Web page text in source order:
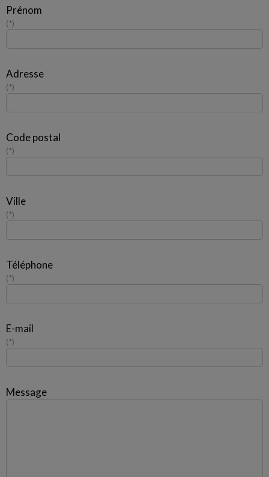
Prénom
*
Adresse
*
Code postal
*
Ville
*
Téléphone
*
E-mail
*
Message